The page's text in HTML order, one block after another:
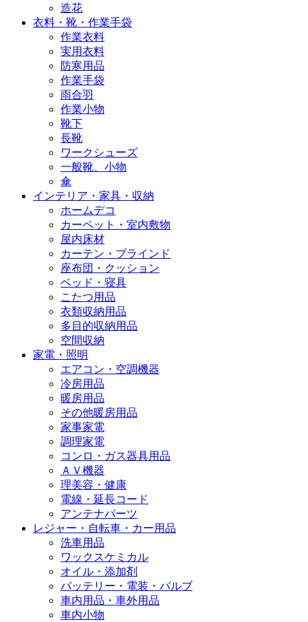
造花
衣料・靴・作業手袋
作業衣料
実用衣料
防寒用品
作業手袋
雨合羽
作業小物
靴下
長靴
ワークシューズ
一般靴、小物
傘
インテリア・家具・収納
ホームデコ
カーペット・室内敷物
屋内床材
カーテン・ブラインド
座布団・クッション
ベッド・寝具
こたつ用品
衣類収納用品
多目的収納用品
空間収納
家電・照明
エアコン・空調機器
冷房用品
暖房用品
その他暖房用品
家事家電
調理家電
コンロ・ガス器具用品
ＡＶ機器
理美容・健康
電線・延長コード
アンテナパーツ
レジャー・自転車・カー用品
洗車用品
ワックスケミカル
オイル・添加剤
バッテリー・電装・バルブ
車内用品・車外用品
車内小物